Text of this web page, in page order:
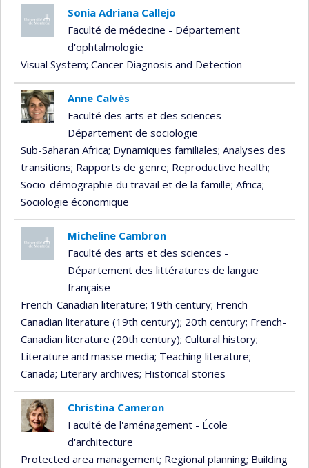
Sonia Adriana Callejo
Faculté de médecine - Département
d'ophtalmologie
Visual System; Cancer Diagnosis and Detection
Anne Calvès
Faculté des arts et des sciences -
Département de sociologie
Sub-Saharan Africa; Dynamiques familiales; Analyses des
transitions; Rapports de genre; Reproductive health;
Socio-démographie du travail et de la famille; Africa;
Sociologie économique
Micheline Cambron
Faculté des arts et des sciences -
Département des littératures de langue
française
French-Canadian literature; 19th century; French-
Canadian literature (19th century); 20th century; French-
Canadian literature (20th century); Cultural history;
Literature and masse media; Teaching literature;
Canada; Literary archives; Historical stories
Christina Cameron
Faculté de l'aménagement - École
d'architecture
Protected area management; Regional planning; Building